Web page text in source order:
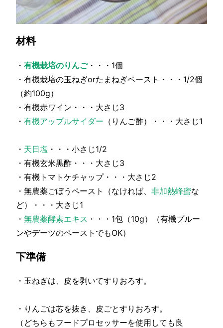
材料
・有機栽培のりんご・・・1個
・有機栽培の玉ねぎorたまねぎペースト・・・1/2個
（約100g）
・有機赤ワイン・・・大さじ3
・有機アップルサイダー （りんご酢）・・・大さじ1
・ 天日塩 ・・・小さじ1/2
・有機玄米黒酢・・・大さじ3
・有機トマトケチャップ・・・大さじ2
・無農薬ごぼうペースト（なければ、非加熱蜂蜜な
ど）・・・大さじ1
・無農薬酵素エキス ・・・1包（10g）（有機プルー
ンやデーツのペーストでもOK）
下準備
・玉ねぎは、皮を剥いてすりおろす。
・りんごは芯を抜き、皮ごとすりおろす。
（どちらもフードプロセッサーを使用しても良